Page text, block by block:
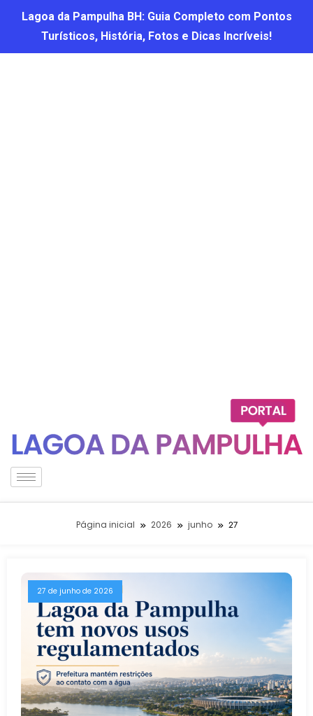
Lagoa da Pampulha BH: Guia Completo com Pontos
Turísticos, História, Fotos e Dicas Incríveis!
Página inicial 2026 junho 27
27 de junho de 2026